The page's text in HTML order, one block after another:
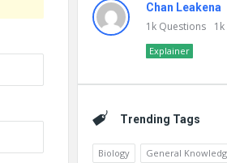
Chan Leakena
1k Questions 1k
Explainer
Trending Tags
Biology General